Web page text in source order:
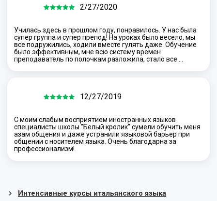
2/27/2020
Училась здесь в прошлом году, понравилось. У нас была
супер группа и супер препод! На уроках было весело, мы
все подружились, ходили вместе гулять даже. Обучение
было эффективным, мне всю систему времен
преподаватель по полочкам разложила, стало все …
12/27/2019
С моим слабым восприятием иностранных языков
специалисты школы "Белый кролик" сумели обучить меня
азам общения и даже устранили языковой барьер при
общении с носителем языка. Очень благодарна за
профессионализм!
Интенсивные курсы итальянского языка